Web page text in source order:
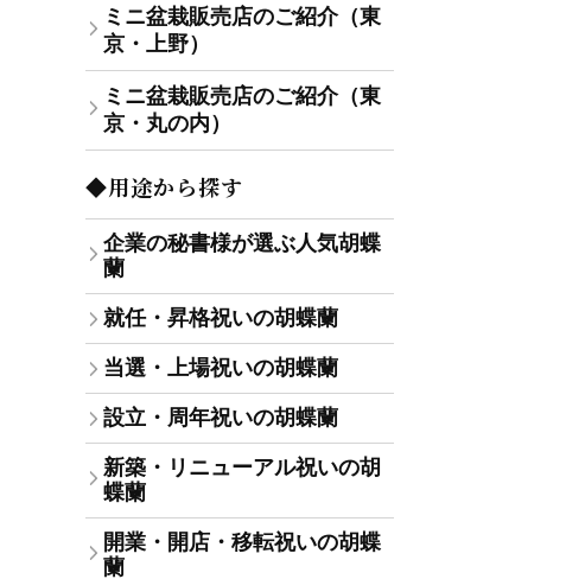
ミニ盆栽販売店のご紹介（東
京・上野）
ミニ盆栽販売店のご紹介（東
京・丸の内）
◆用途から探す
企業の秘書様が選ぶ人気胡蝶
蘭
就任・昇格祝いの胡蝶蘭
当選・上場祝いの胡蝶蘭
設立・周年祝いの胡蝶蘭
新築・リニューアル祝いの胡
蝶蘭
開業・開店・移転祝いの胡蝶
蘭